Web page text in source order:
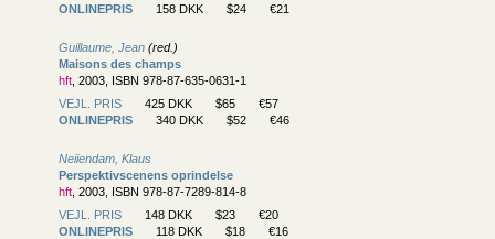
ONLINEPRIS
158 DKK $24 €21
Guillaume, Jean (red.)
Maisons des champs
hft , 2003, ISBN 978-87-635-0631-1
VEJL. PRIS
425 DKK $65
€57
ONLINEPRIS
340 DKK $52 €46
Neiiendam, Klaus
Perspektivscenens oprindelse
hft , 2003, ISBN 978-87-7289-814-8
VEJL. PRIS
148 DKK $23
€20
ONLINEPRIS
118 DKK $18 €16